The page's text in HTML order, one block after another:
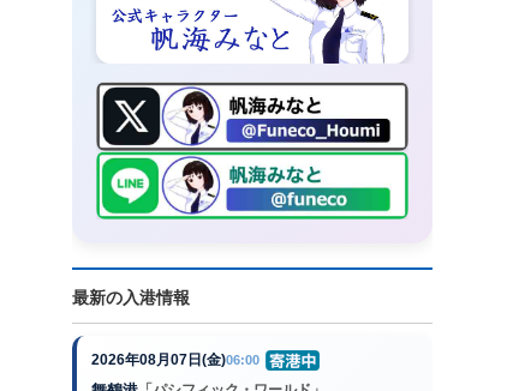
最新の入港情報
2026年08月07日(金)06:00